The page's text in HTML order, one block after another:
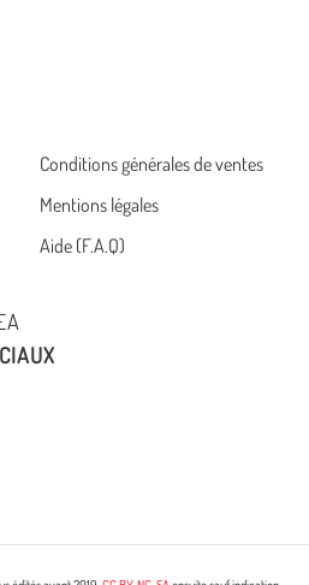
Conditions générales de ventes
Mentions légales
Aide (F.A.Q)